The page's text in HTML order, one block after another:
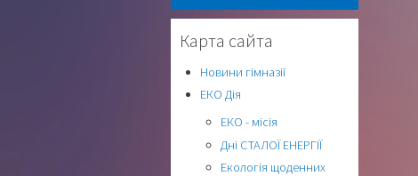
Карта сайта
Новини гімназії
ЕКО Дія
ЕКО - місія
Дні СТАЛОЇ ЕНЕРГІЇ
Екологія щоденних